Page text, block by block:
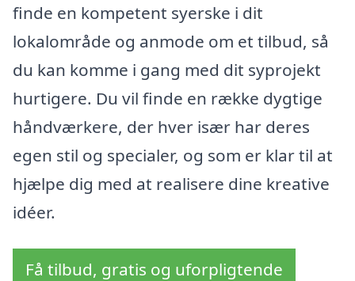
finde en kompetent syerske i dit
lokalområde og anmode om et tilbud, så
du kan komme i gang med dit syprojekt
hurtigere. Du vil finde en række dygtige
håndværkere, der hver især har deres
egen stil og specialer, og som er klar til at
hjælpe dig med at realisere dine kreative
idéer.
Få tilbud, gratis og uforpligtende